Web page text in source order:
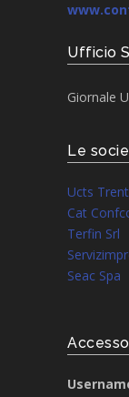
Ufficio
Giornale
Le
Ucts
Cat
Terfin Srl
Seac Spa